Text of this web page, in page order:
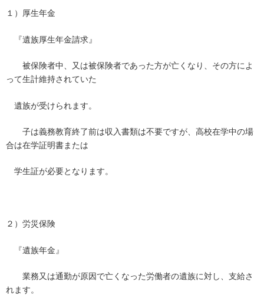
１）厚生年金
『遺族厚生年金請求』
被保険者中、又は被保険者であった方が亡くなり、その方によ
って生計維持されていた
遺族が受けられます。
子は義務教育終了前は収入書類は不要ですが、高校在学中の場
合は在学証明書または
学生証が必要となります。
２）労災保険
『遺族年金』
業務又は通勤が原因で亡くなった労働者の遺族に対し、支給さ
れます。